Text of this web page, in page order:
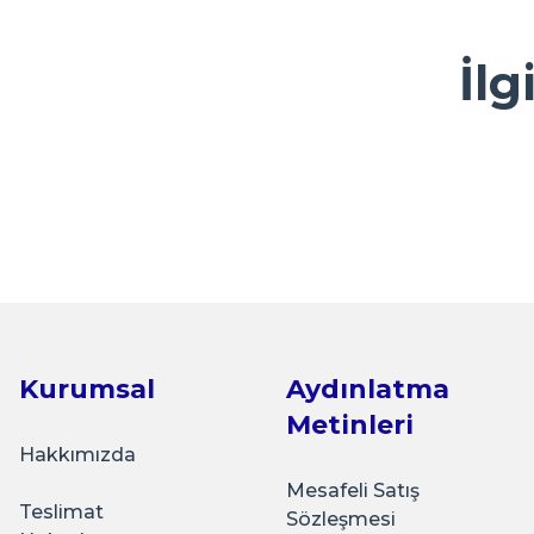
Tohum Saklamak için çok güzel
Sarkap
Kurumsal
Hakkımızda
Teslimat
Aydınlatma
Metinleri
Mesafeli Satış
Sözleşmesi